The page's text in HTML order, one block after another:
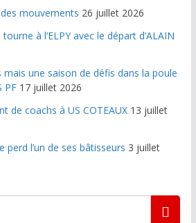
mouvements 26 juillet 2026
à l’ELPY avec le départ d’ALAIN
mais une saison de défis dans la poule
PF 17 juillet 2026
de coachs à US COTEAUX 13 juillet
perd l’un de ses bâtisseurs 3 juillet